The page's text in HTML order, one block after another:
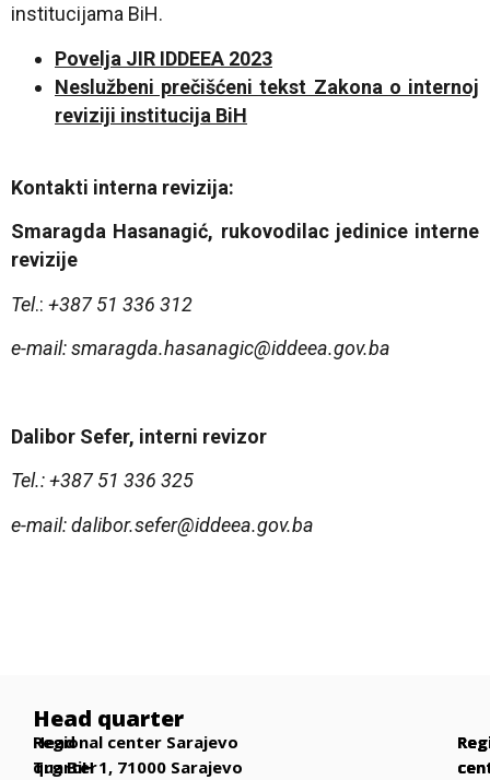
institucijama BiH.
Povelja JIR IDDEEA 2023
Neslužbeni prečišćeni tekst Zakona o internoj
reviziji institucija BiH
Kontakti interna revizija:
Smaragda Hasanagić, rukovodilac jedinice interne
revizije
Tel.: +387 51 336 312
e-mail: smaragda.hasanagic@iddeea.gov.ba
Dalibor Sefer, interni revizor
Tel.: +387 51 336 325
e-mail: dalibor.sefer@iddeea.gov.ba
Head quarter
Head
quarter
Regional center Sarajevo
Trg BiH 1, 71000 Sarajevo